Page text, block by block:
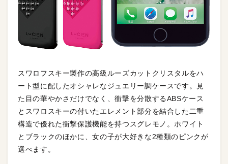
スワロフスキー製作の高級ルーズカットクリスタルをハ
ート型に配したオシャレなジュエリー調ケースです。見
た目の華やかさだけでなく、衝撃を分散するABSケース
とスワロスキーの付いたエレメント部分を結合した二重
構造で優れた衝撃保護機能を持つスグレモノ。ホワイト
とブラックのほかに、女の子が大好きな2種類のピンクが
選べます。